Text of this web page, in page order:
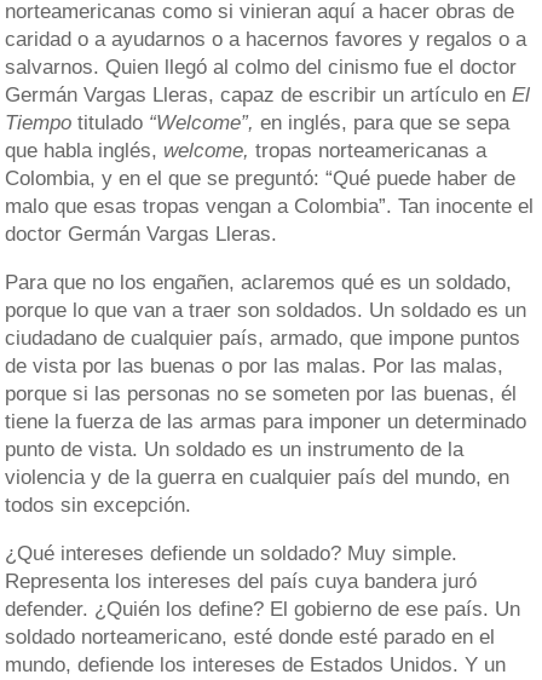
norteamericanas como si vinieran aquí a hacer obras de
caridad o a ayudarnos o a hacernos favores y regalos o a
salvarnos. Quien llegó al colmo del cinismo fue el doctor
Germán Vargas Lleras, capaz de escribir un artículo enEl
Tiempo titulado “Welcome”, en inglés, para que se sepa
que habla inglés, welcome, tropas norteamericanas a
Colombia, y en el que se preguntó: “Qué puede haber de
malo que esas tropas vengan a Colombia”. Tan inocente el
doctor Germán Vargas Lleras.
Para que no los engañen, aclaremos qué es un soldado,
porque lo que van a traer son soldados. Un soldado es un
ciudadano de cualquier país, armado, que impone puntos
de vista por las buenas o por las malas. Por las malas,
porque si las personas no se someten por las buenas, él
tiene la fuerza de las armas para imponer un determinado
punto de vista. Un soldado es un instrumento de la
violencia y de la guerra en cualquier país del mundo, en
todos sin excepción.
¿Qué intereses defiende un soldado? Muy simple.
Representa los intereses del país cuya bandera juró
defender. ¿Quién los define? El gobierno de ese país. Un
soldado norteamericano, esté donde esté parado en el
mundo, defiende los intereses de Estados Unidos. Y un